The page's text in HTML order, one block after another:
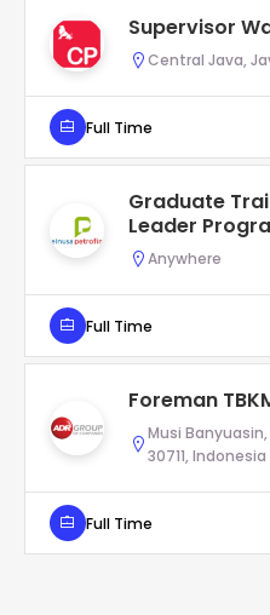
Supervisor
Central Java,
Full Time
Graduate
Leader
Anywhere
Full Time
Foreman
Musi
30711, Indonesia
Full Time